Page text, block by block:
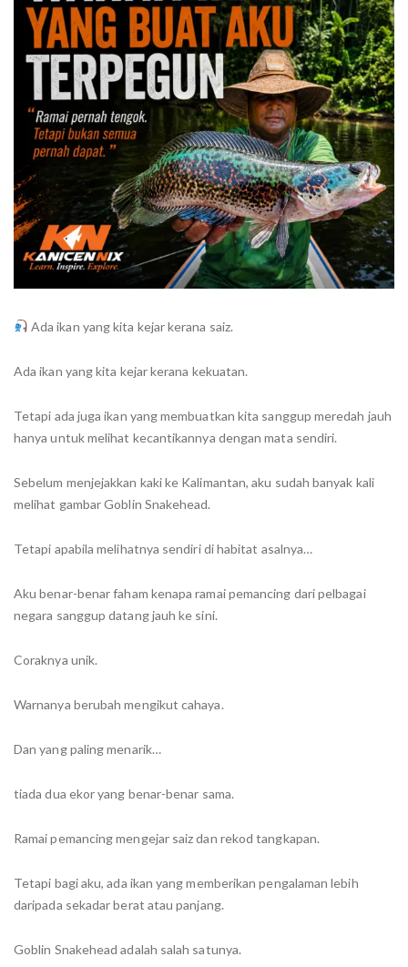
Ada ikan yang kita kejar kerana saiz.
Ada ikan yang kita kejar kerana kekuatan.
Tetapi ada juga ikan yang membuatkan kita sanggup meredah jauh
hanya untuk melihat kecantikannya dengan mata sendiri.
Sebelum menjejakkan kaki ke Kalimantan, aku sudah banyak kali
melihat gambar Goblin Snakehead.
Tetapi apabila melihatnya sendiri di habitat asalnya…
Aku benar-benar faham kenapa ramai pemancing dari pelbagai
negara sanggup datang jauh ke sini.
Coraknya unik.
Warnanya berubah mengikut cahaya.
Dan yang paling menarik…
tiada dua ekor yang benar-benar sama.
Ramai pemancing mengejar saiz dan rekod tangkapan.
Tetapi bagi aku, ada ikan yang memberikan pengalaman lebih
daripada sekadar berat atau panjang.
Goblin Snakehead adalah salah satunya.